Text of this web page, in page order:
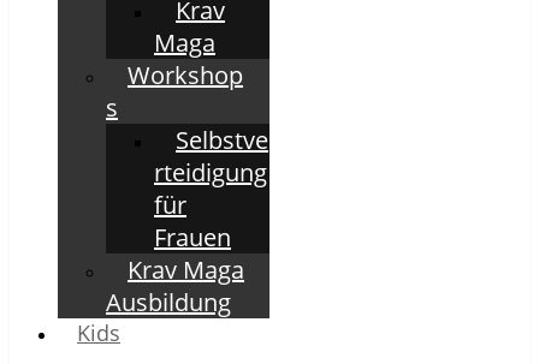
Krav
Maga
Workshop
s
Selbstve
rteidigung
für
Frauen
Krav Maga
Ausbildung
Kids